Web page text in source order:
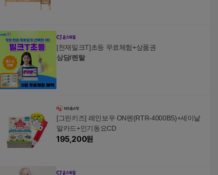
[천재밀크T]초등 무료체험+상품권
상담/렌탈
[그린키즈] 레인보우 ON펜(RTR-4000BS)+세이낱
말카드+인기동요CD
195,200원